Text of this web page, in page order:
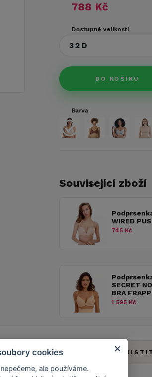
788 Kč
Dostupné velikosti
32D
DO KOŠÍKU
Barva
Související zboží
WIRED
745 Kč
SECRET
BRA
1 595 Kč
Clubu!
cookies
ale používáme.